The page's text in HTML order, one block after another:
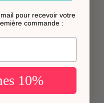
pour recevoir votre
commande :
10%